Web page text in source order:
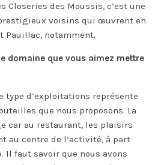
Closeries des Moussis, c’est une
voisins qui œuvrent en
Pauillac, notamment.
domaine que vous aimez mettre
type d’exploitations représente
que nous proposons. La
car au restaurant, les plaisirs
au centre de l’activité, à part
Il faut savoir que nous avons